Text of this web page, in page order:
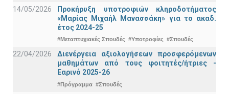
14/05/2026
Προκήρυξη υποτροφιών κληροδοτήματος
«Μαρίας Μιχαήλ Μανασσάκη» για το ακαδ.
έτος 2024-25
#Μεταπτυχιακές Σπουδές #Υποτροφίες #Σπουδές
22/04/2026
Διενέργεια αξιολογήσεων προσφερόμενων
μαθημάτων από τους φοιτητές/ήτριες -
Εαρινό 2025-26
#Πρόγραμμα #Σπουδές